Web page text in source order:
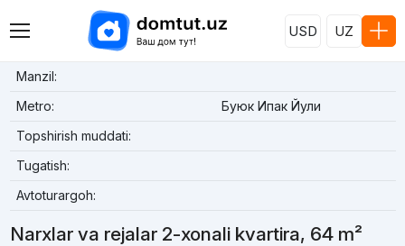
USD UZ
Manzil:
Metro:
Буюк Ипак Йули
Topshirish muddati:
Tugatish:
Avtoturargoh:
Narxlar va rejalar 2-xonali kvartira, 64 m²